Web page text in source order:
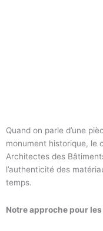
Quand on parle d’une
monument historique, le
Architectes des
l’authenticité des
temps.
Notre approche pour